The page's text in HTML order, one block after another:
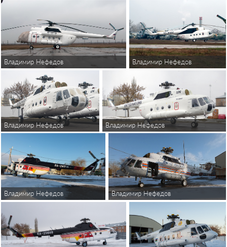
Владимир Нефедов Владимир Нефедов
Владимир Нефедов Владимир Нефедов
Владимир Нефедов Владимир Нефедов